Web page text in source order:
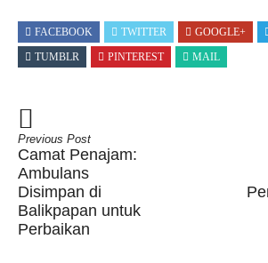
FACEBOOK TWITTER GOOGLE+
TUMBLR
PINTEREST MAIL
Previous Post
Camat Penajam:
Ambulans
Disimpan di
Balikpapan untuk
Perbaikan